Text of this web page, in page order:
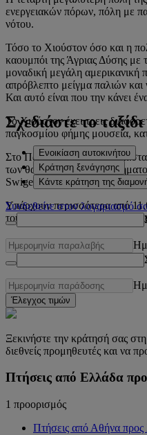
ενεργειακών πόρων, πόλη με
νότου.
Τόσο το Χιούστον όσο και η
καουμπόι της Άγριας Δύσης με
μοναδική μεγάλη αμερικανική
απρόβλεπτο μείγμα παλιών και
Και αυτό είναι που την κάνει
Το Χιούστον έχει τρεις
παγκοσμίου φήμης μουσεία,
Στο Παρεκκλήσι Rothko
των θαυμαστών του
Swigert είπε: "Χιούστον,
Υπάρχουν περισσότερα από
τους γευστικούς σας κάλυκες
Σχεδιάστε το
Ενοικίαση αυτοκινήτου
Κράτηση ξενάγησης
Κάντε κράτηση της
Συνδεθείτε στον λογαριασμό
Έλεγχος τιμών
Ξεκινήστε την κράτησή σας
διεθνείς προμηθευτές και να
Πτήσεις από Ελλάδα
1 προορισμός
Πτήσεις από Αθήνα προς